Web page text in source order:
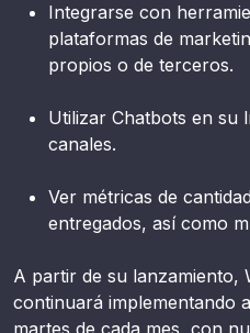
Integrarse con
plataformas de
propios o de terceros.
Utilizar Chatbots en su
canales.
Ver métricas de
entregados, así como
A partir de su lanzamiento,
continuará implementando